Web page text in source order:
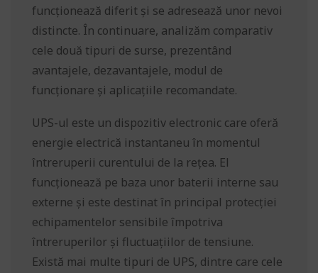
funcționează diferit și se adresează unor nevoi
distincte. În continuare, analizăm comparativ
cele două tipuri de surse, prezentând
avantajele, dezavantajele, modul de
funcționare și aplicațiile recomandate.
UPS-ul este un dispozitiv electronic care oferă
energie electrică instantaneu în momentul
întreruperii curentului de la rețea. El
funcționează pe baza unor baterii interne sau
externe și este destinat în principal protecției
echipamentelor sensibile împotriva
întreruperilor și fluctuațiilor de tensiune.
Există mai multe tipuri de UPS, dintre care cele